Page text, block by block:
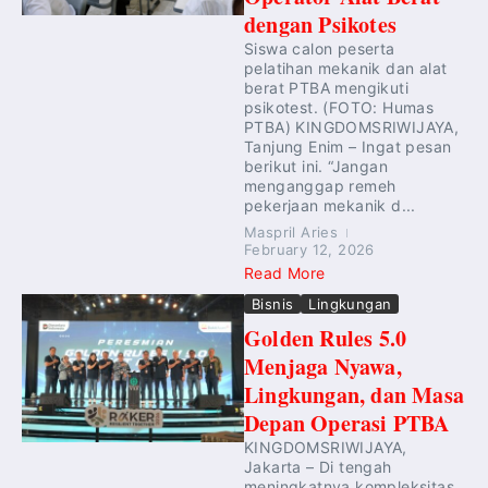
dengan Psikotes
Siswa calon peserta
pelatihan mekanik dan alat
berat PTBA mengikuti
psikotest. (FOTO: Humas
PTBA) KINGDOMSRIWIJAYA,
Tanjung Enim – Ingat pesan
berikut ini. “Jangan
menganggap remeh
pekerjaan mekanik d...
Maspril Aries
February 12, 2026
Read More
Bisnis Lingkungan
Golden Rules 5.0
Menjaga Nyawa,
Lingkungan, dan Masa
Depan Operasi PTBA
KINGDOMSRIWIJAYA,
Jakarta – Di tengah